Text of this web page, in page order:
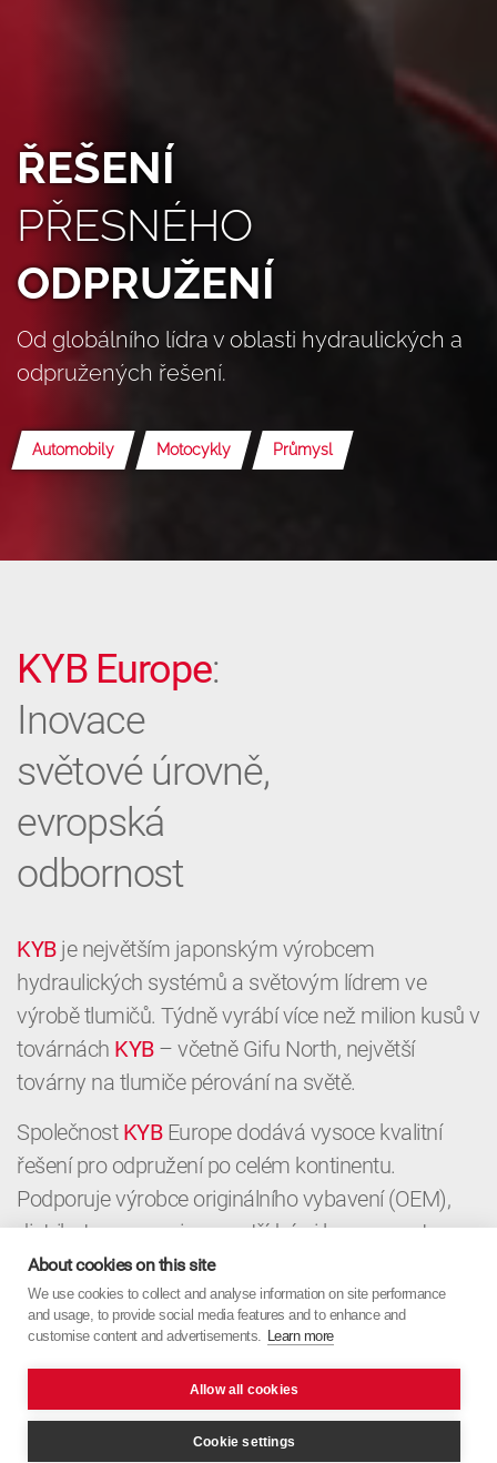
ŘEŠENÍ
PŘESNÉHO
ODPRUŽENÍ
Od globálního lídra v oblasti hydraulických a
odpružených řešení.
Automobily Motocykly Průmysl
KYB Europe:
Inovace
světové úrovně,
evropská
odbornost
KYBje největším japonským výrobcem
hydraulických systémů a světovým lídrem ve
výrobě tlumičů. Týdně vyrábí více než milion kusů v
továrnách KYB– včetně Gifu North, největší
továrny na tlumiče pérování na světě.
Společnost KYBEurope dodává vysoce kvalitní
řešení pro odpružení po celém kontinentu.
Podporuje výrobce originálního vybavení (OEM),
distributory a servisy prvotřídními komponenty a
místními znalostmi. Od OEM až po aftermarket,
KYBEurope spojuje japonskou přesnost s
evropským zaměřením.
About cookies on this site
We use cookies to collect and analyse information on site performance
and usage, to provide social media features and to enhance and
customise content and advertisements. Learn more
Allow all cookies
Cookie settings